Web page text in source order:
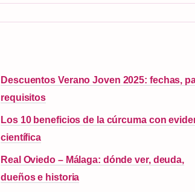
Descuentos Verano Joven 2025: fechas,
requisitos
Los 10 beneficios de la cúrcuma con
científica
Real Oviedo – Málaga: dónde ver, deuda,
dueños e historia